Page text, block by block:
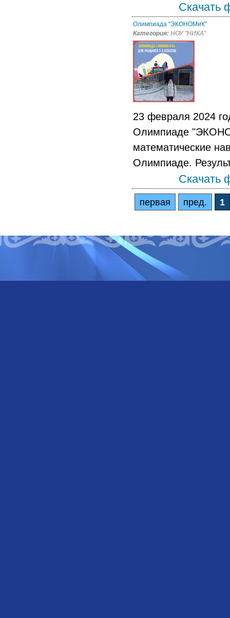
Скачать
Олимпиада "ЭКОНОМиК"
Категория: НОУ "НИКА"
23 февраля 2024
Олимпиаде
математические
Олимпиаде.
Скачать
первая пред. 1